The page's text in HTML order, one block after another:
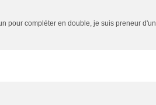
pour compléter en double, je suis preneur d'un